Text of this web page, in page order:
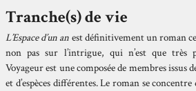
Tranche(s) de vie
L’Espace d’un an est définitivement un roman
non pas sur l’intrigue, qui n’est que très
Voyageur est une composée de membres issus
et d’espèces différentes. Le roman se